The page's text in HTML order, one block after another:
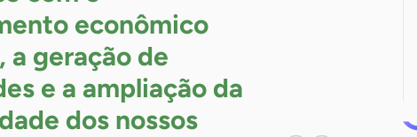
econômico
a geração de
e a ampliação da
dos nossos